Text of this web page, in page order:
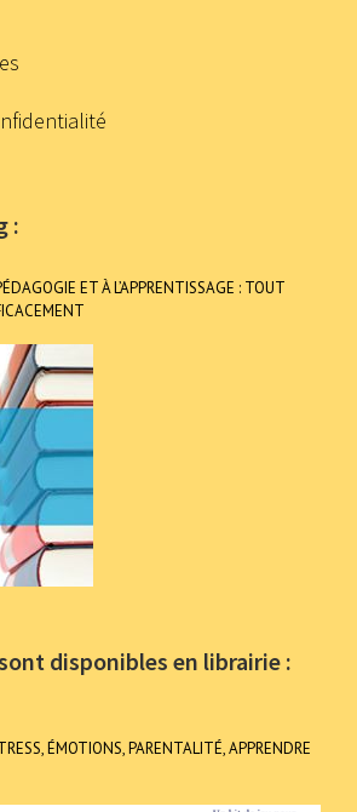
:
ET À L’APPRENTISSAGE : TOUT
disponibles en librairie :
ÉMOTIONS, PARENTALITÉ, APPRENDRE